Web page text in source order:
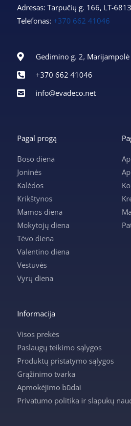
Adresas: Tarpučių g. 166, LT-
Telefonas: +370 662 41046
Gedimino g. 2,
+370 662 41046
info@evadeco.net
Pagal progą
Boso diena
Joninės
Kalėdos
Krikštynos
Mamos diena
Mokytojų diena
Tėvo diena
Valentino diena
Vestuvės
Vyrų diena
Informacija
Visos prekės
Paslaugų teikimo sąlygos
Produktų pristatymo sąlygos
Grąžinimo tvarka
Apmokėjimo būdai
Privatumo politika ir slapukų